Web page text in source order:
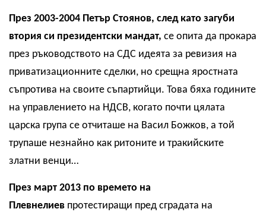
През 2003-2004 Петър Стоянов, след като загуби
втория си президентски мандат, се опита да прокара
през ръководството на СДС идеята за ревизия на
приватизационните сделки, но срещна яростната
съпротива на своите съпартийци. Това бяха годините
на управлението на НДСВ, когато почти цялата
царска група се отчиташе на Васил Божков, а той
трупаше незнайно как ритоните и тракийските
златни венци…
През март 2013 по времето на
Плевнелиев протестиращи пред сградата на